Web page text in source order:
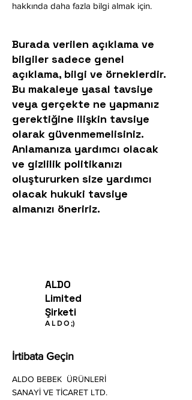
hakkında daha fazla bilgi almak için.
Burada verilen açıklama ve
bilgiler sadece genel
açıklama, bilgi ve örneklerdir.
Bu makaleye yasal tavsiye
veya gerçekte ne yapmanız
gerektiğine ilişkin tavsiye
olarak güvenmemelisiniz.
Anlamanıza yardımcı olacak
ve gizlilik politikanızı
oluştururken size yardımcı
olacak hukuki tavsiye
almanızı öneririz.
ALDO
Limited
Şirketi
A L D O ;)
İrtibata Geçin
ALDO BEBEK ÜRÜNLERİ
SANAYİ VE TİCARET LTD.